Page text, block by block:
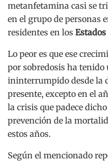
metanfetamina casi se
en el grupo de personas
residentes en los
Lo peor es que ese
por sobredosis ha
ininterrumpido desde la
presente, excepto en el
la crisis que padece
prevención de la
estos años.
Según el mencionado